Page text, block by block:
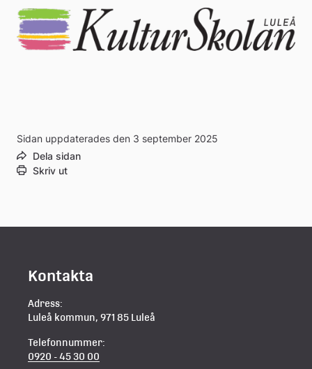
Sidan uppdaterades den 3 september 2025
Dela sidan
Skriv ut
Kontakta
Adress:
Luleå kommun, 971 85 Luleå
Telefonnummer:
0920 - 45 30 00